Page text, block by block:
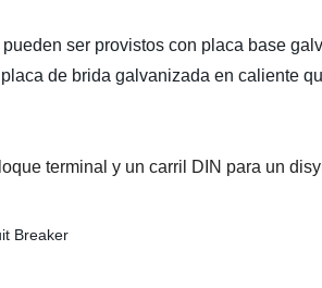
ser provistos con placa base
de brida galvanizada en caliente
terminal y un carril DIN para un